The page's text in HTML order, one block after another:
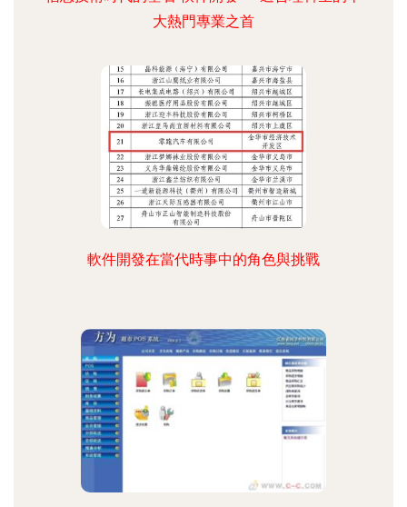
大熱門專業之首
軟件開發在當代時事中的角色與挑戰